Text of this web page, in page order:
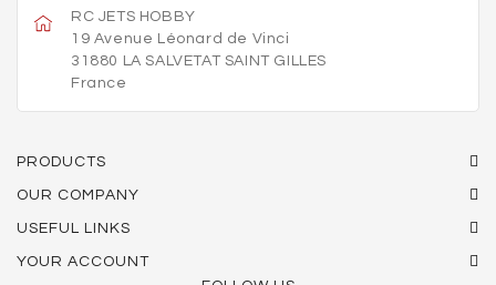
RC JETS HOBBY
19 Avenue Léonard de Vinci
31880 LA SALVETAT SAINT GILLES
France
PRODUCTS
OUR COMPANY
USEFUL LINKS
YOUR ACCOUNT